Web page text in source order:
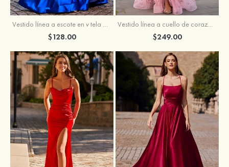
Vestido línea a escote en v tela charmeuse hasta el suelo vestido de graduación
$128.00
Vestido línea a cuello de corazón tul cola de barrido vestido de graduación
$249.00